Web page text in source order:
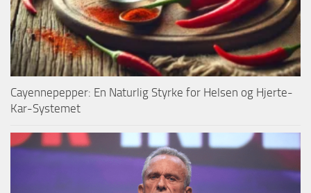
Cayennepepper: En Naturlig Styrke for Helsen og Hjerte-
Kar-Systemet